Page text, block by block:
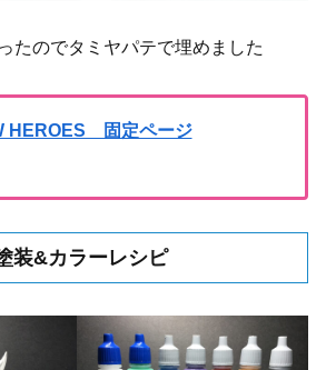
たのでタミヤパテで埋めました
HEROES 固定ページ
装&カラーレシピ